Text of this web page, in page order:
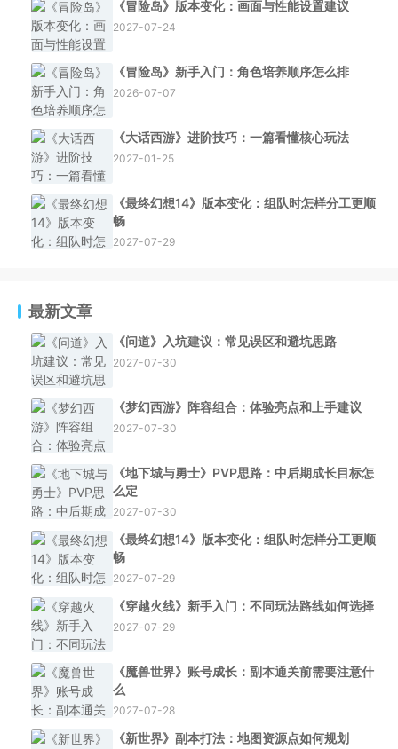
《冒险岛》版本变化：画面与性能设置建议
2027-07-24
《冒险岛》新手入门：角色培养顺序怎么排
2026-07-07
《大话西游》进阶技巧：一篇看懂核心玩法
2027-01-25
《最终幻想14》版本变化：组队时怎样分工更顺
畅
2027-07-29
最新文章
《问道》入坑建议：常见误区和避坑思路
2027-07-30
《梦幻西游》阵容组合：体验亮点和上手建议
2027-07-30
《地下城与勇士》PVP思路：中后期成长目标怎
么定
2027-07-30
《最终幻想14》版本变化：组队时怎样分工更顺
畅
2027-07-29
《穿越火线》新手入门：不同玩法路线如何选择
2027-07-29
《魔兽世界》账号成长：副本通关前需要注意什
么
2027-07-28
《新世界》副本打法：地图资源点如何规划